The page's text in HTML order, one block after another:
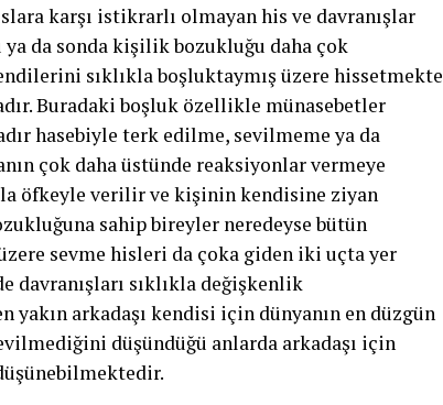
karşı istikrarlı olmayan his ve davranışlar
da sonda kişilik bozukluğu daha çok
sıklıkla boşluktaymış üzere hissetmekte
Buradaki boşluk özellikle münasebetler
hasebiyle terk edilme, sevilmeme ya da
çok daha üstünde reaksiyonlar vermeye
öfkeyle verilir ve kişinin kendisine ziyan
sahip bireyler neredeyse bütün
sevme hisleri da çoka giden iki uçta yer
davranışları sıklıkla değişkenlik
yakın arkadaşı kendisi için dünyanın en düzgün
düşündüğü anlarda arkadaşı için